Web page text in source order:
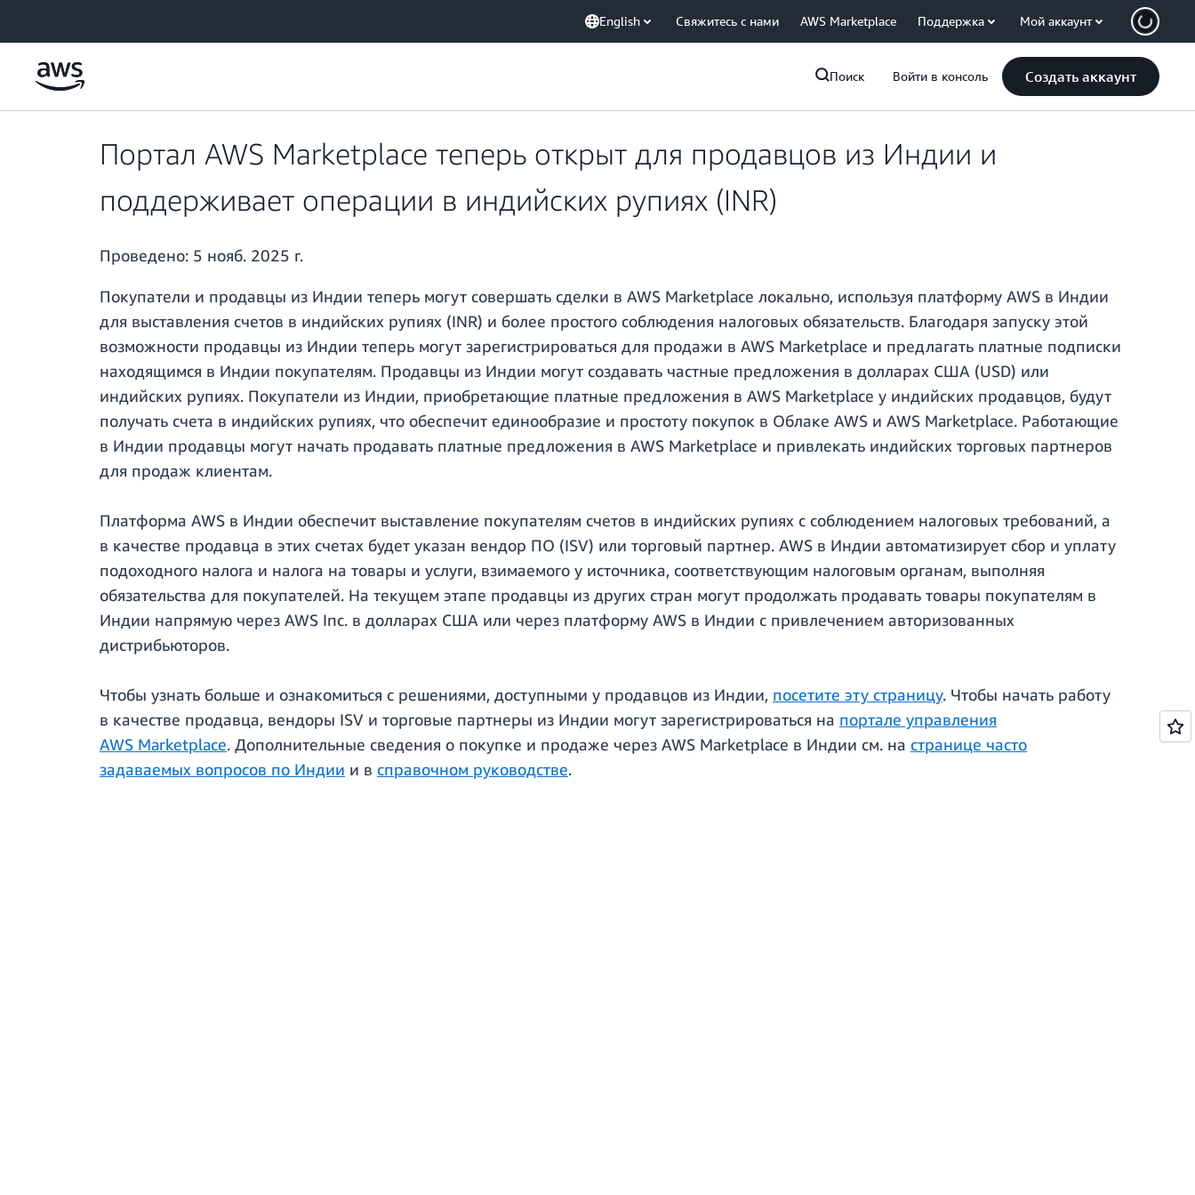
English Свяжитесь с нами AWS Marketplace Поддержка Мой аккаунт
Поиск Войти в консоль Создать аккаунт
Портал AWS Marketplace теперь открыт для продавцов из Индии и
поддерживает операции в индийских рупиях (INR)
Проведено: 5 нояб. 2025 г.
Покупатели и продавцы из Индии теперь могут совершать сделки в AWS Marketplace локально, используя платформу AWS в Индии
для выставления счетов в индийских рупиях (INR) и более простого соблюдения налоговых обязательств. Благодаря запуску этой
возможности продавцы из Индии теперь могут зарегистрироваться для продажи в AWS Marketplace и предлагать платные подписки
находящимся в Индии покупателям. Продавцы из Индии могут создавать частные предложения в долларах США (USD) или
индийских рупиях. Покупатели из Индии, приобретающие платные предложения в AWS Marketplace у индийских продавцов, будут
получать счета в индийских рупиях, что обеспечит единообразие и простоту покупок в Облаке AWS и AWS Marketplace. Работающие
в Индии продавцы могут начать продавать платные предложения в AWS Marketplace и привлекать индийских торговых партнеров
для продаж клиентам.
Платформа AWS в Индии обеспечит выставление покупателям счетов в индийских рупиях с соблюдением налоговых требований, а
в качестве продавца в этих счетах будет указан вендор ПО (ISV) или торговый партнер. AWS в Индии автоматизирует сбор и уплату
подоходного налога и налога на товары и услуги, взимаемого у источника, соответствующим налоговым органам, выполняя
обязательства для покупателей. На текущем этапе продавцы из других стран могут продолжать продавать товары покупателям в
Индии напрямую через AWS Inc. в долларах США или через платформу AWS в Индии с привлечением авторизованных
дистрибьюторов.
Чтобы узнать больше и ознакомиться с решениями, доступными у продавцов из Индии, посетите эту страницу. Чтобы начать работу
в качестве продавца, вендоры ISV и торговые партнеры из Индии могут зарегистрироваться на портале управления
AWS Marketplace. Дополнительные сведения о покупке и продаже через AWS Marketplace в Индии см. на странице часто
задаваемых вопросов по Индии и в справочном руководстве.